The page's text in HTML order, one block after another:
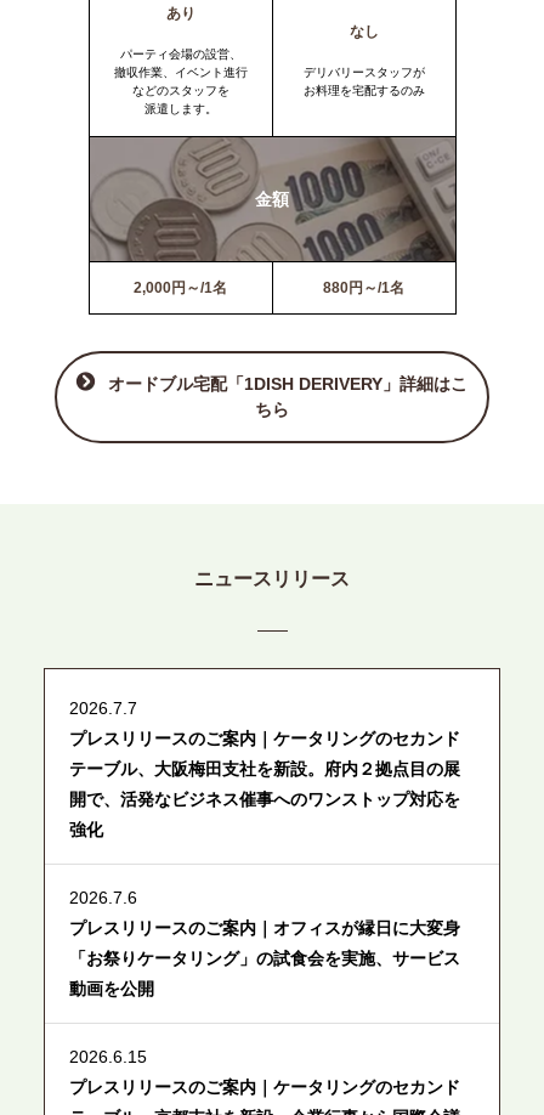
あり
パーティ会場の設営、
撤収作業、イベント進行
などのスタッフを
派遣します。
なし
デリバリースタッフが
お料理を宅配するのみ
金額
2,000円～/1名 880円～/1名
オードブル宅配「1DISH DERIVERY」詳細はこ
ちら
ニュースリリース
2026.7.7
プレスリリースのご案内｜ケータリングのセカンド
テーブル、大阪梅田支社を新設。府内２拠点目の展
開で、活発なビジネス催事へのワンストップ対応を
強化
2026.7.6
プレスリリースのご案内｜オフィスが縁日に大変身
「お祭りケータリング」の試食会を実施、サービス
動画を公開
2026.6.15
プレスリリースのご案内｜ケータリングのセカンド